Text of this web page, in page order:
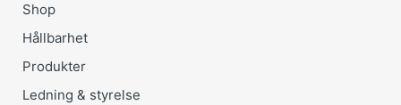
Shop
Hållbarhet
Produkter
Ledning & styrelse